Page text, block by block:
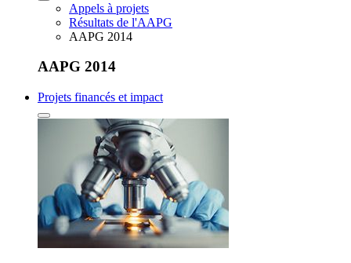
Appels à projets
Résultats de l'AAPG
AAPG 2014
AAPG 2014
Projets financés et impact